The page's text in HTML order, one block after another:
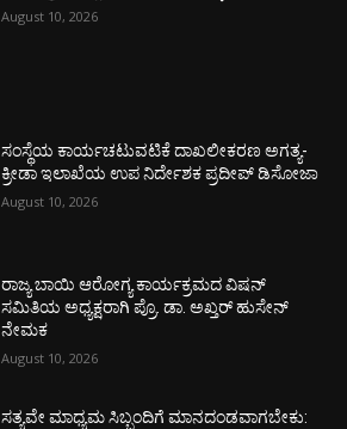
August 10, 2026
ಸಂಸ್ಥೆಯ ಕಾರ್ಯಚಟುವಟಿಕೆ ದಾಖಲೀಕರಣ ಅಗತ್ಯ-
ಕ್ರೀಡಾ ಇಲಾಖೆಯ ಉಪ ನಿರ್ದೇಶಕ ಪ್ರದೀಪ್ ಡಿಸೋಜಾ
August 10, 2026
ರಾಜ್ಯ ಬಾಯಿ ಆರೋಗ್ಯ ಕಾರ್ಯಕ್ರಮದ ವಿಷನ್
ಸಮಿತಿಯ ಅಧ್ಯಕ್ಷರಾಗಿ ಪ್ರೊ. ಡಾ. ಅಖ್ತರ್ ಹುಸೇನ್
ನೇಮಕ
August 10, 2026
ಸತ್ಯವೇ ಮಾಧ್ಯಮ ಸಿಬ್ಬಂದಿಗೆ ಮಾನದಂಡವಾಗಬೇಕು: